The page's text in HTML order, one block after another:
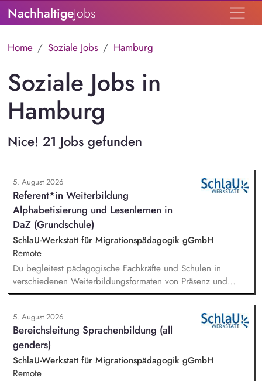
NachhaltigeJobs
Home Soziale Jobs Hamburg
Soziale Jobs in
Hamburg
Nice! 21 Jobs gefunden
5. August 2026
Referent*in Weiterbildung
Alphabetisierung und Lesenlernen in
DaZ (Grundschule)
SchlaU-Werkstatt für Migrationspädagogik gGmbH
Remote
Du begleitest pädagogische Fachkräfte und Schulen in
verschiedenen Weiterbildungsformaten von Präsenz und
Online-Workshops bis hin zu pädogischen Tagen und erstellst
Online-Selbstlernkurse für unsere Plattform schlau-lernen.org.
Die inhaltlichen Schwerpunkte liegen dabei auf den
Bereichen Lesen lernen, Mehrsprachigkeitsbewusstsein und
Alphabetisierung in der Grundschule.
5. August 2026
Bereichsleitung Sprachenbildung (all
genders)
SchlaU-Werkstatt für Migrationspädagogik gGmbH
Remote